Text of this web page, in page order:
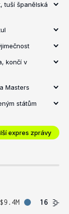
tuší španělská
končí v
Masters
státům
expres zprávy
$9.4M
16